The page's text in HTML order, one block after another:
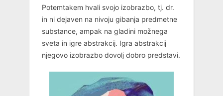
Potemtakem hvali svojo izobrazbo, tj. dr.
in ni dejaven na nivoju gibanja predmetne
substance, ampak na gladini možnega
sveta in igre abstrakcij. Igra abstrakcij
njegovo izobrazbo dovolj dobro predstavi.